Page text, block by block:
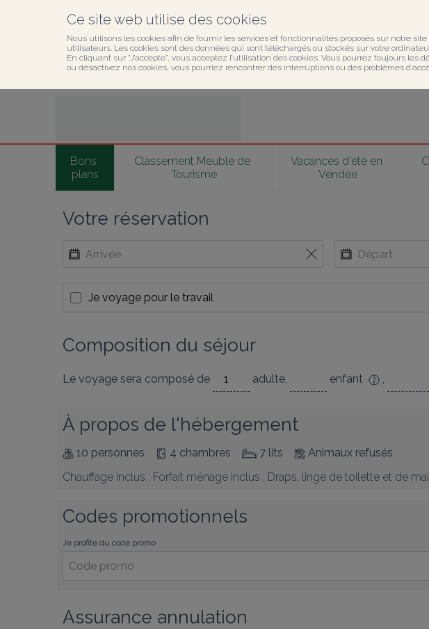
Ce site web utilise des cookies
Nous utilisons les cookies afin de fournir les services et fonctionnalités proposés sur notre site
utilisateurs. Les cookies sont des données qui sont téléchargés ou stockés sur votre
En cliquant sur ”J’accepte”, vous acceptez l’utilisation des cookies. Vous pourrez toujours
ou désactivez nos cookies, vous pourriez rencontrer des interruptions ou des problèmes
Bons
plans
Classement Meublé de
Tourisme
Vacances d'été en
Vendée
Votre réservation
Je voyage pour le travail
Composition du séjour
Le voyage sera composé de adulte, enfant ,
À propos de l'hébergement
10 personnes 4 chambres 7 lits
Animaux refusés
Chauffage inclus ; Forfait ménage inclus ; Draps, linge de toilette et de
Codes promotionnels
Je profite du code promo
Assurance annulation